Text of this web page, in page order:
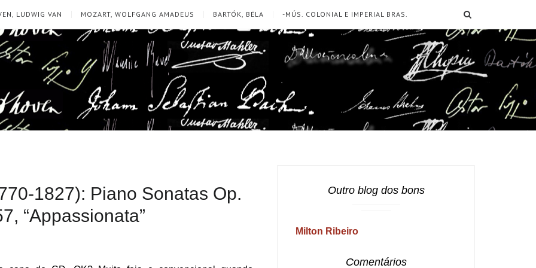
LUDWIG VAN MOZART, WOLFGANG AMADEUS BARTÓK, BÉLA -MÚS. COLONIAL E IMPERIAL BRAS.
1827): Piano Sonatas Op.
“Appassionata”
Outro blog dos bons
Milton Ribeiro
Comentários